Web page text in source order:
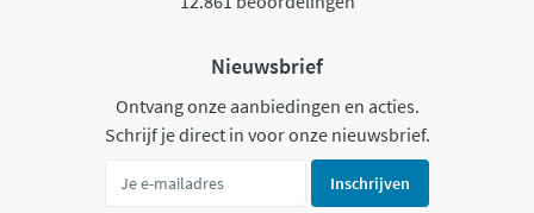
Nieuwsbrief
Ontvang onze aanbiedingen en acties.
Schrijf je direct in voor onze nieuwsbrief.
Inschrijven